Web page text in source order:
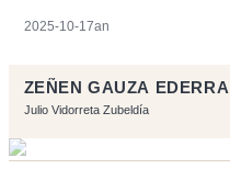
2025-10-17an
ZEÑEN GAUZA EDERRA
Julio Vidorreta Zubeldía